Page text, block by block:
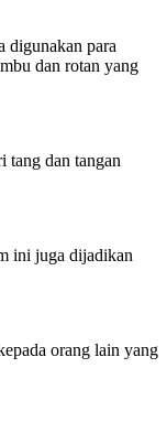
digunakan para
dan rotan yang
tang dan tangan
ini juga dijadikan
orang lain yang